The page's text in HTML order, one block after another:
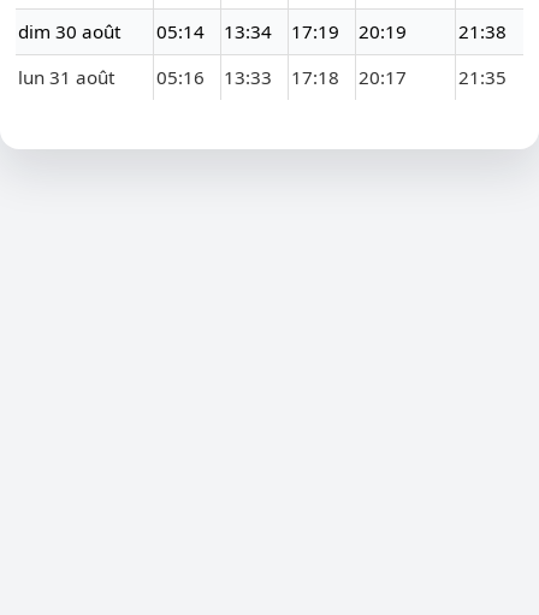
dim 30 août
05:14 13:34 17:19 20:19
21:38
lun 31 août
05:16 13:33 17:18 20:17 21:35